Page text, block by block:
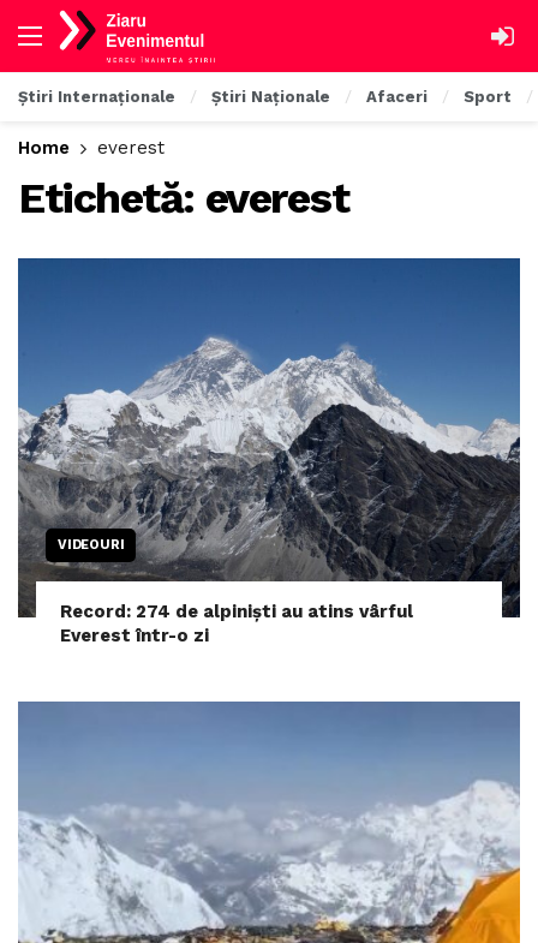
Știri Internaționale Știri Naționale Afaceri Sport
Home everest
Etichetă: everest
VIDEOURI
Record: 274 de alpiniști au atins vârful
Everest într-o zi